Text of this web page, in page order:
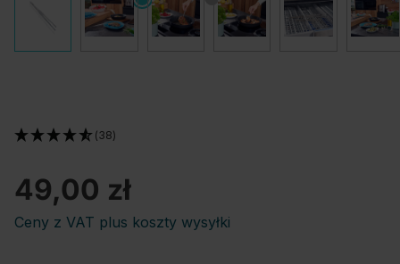
49,00 zł
Ceny z VAT plus koszty wysyłki
(38)